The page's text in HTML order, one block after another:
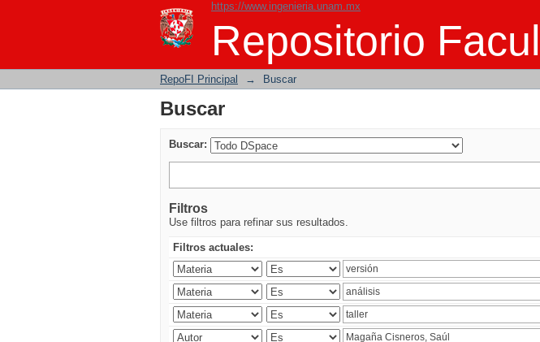
https://www.ingenieria.unam.mx
Repositorio
Buscar
RepoFI Principal → Buscar
Buscar
Buscar:
Filtros
Use filtros para refinar sus resultados.
Filtros actuales: